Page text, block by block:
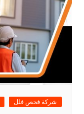
شركة فحص فلل